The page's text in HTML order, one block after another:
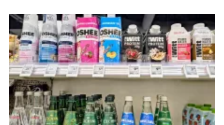
liderów rynku drogerii rozmawiamy z Beatą Wronowską, Retail
Manager w Glovo Poland.